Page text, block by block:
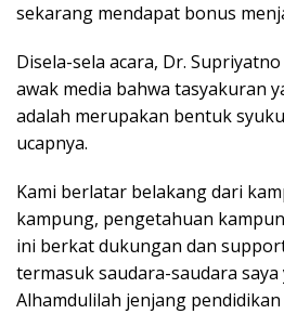
sekarang mendapat bonus
Disela-sela acara, Dr.
awak media bahwa tasyakuran
adalah merupakan bentuk
ucapnya.
Kami berlatar belakang dari
kampung, pengetahuan
ini berkat dukungan dan
termasuk saudara-saudara saya
Alhamdulilah jenjang